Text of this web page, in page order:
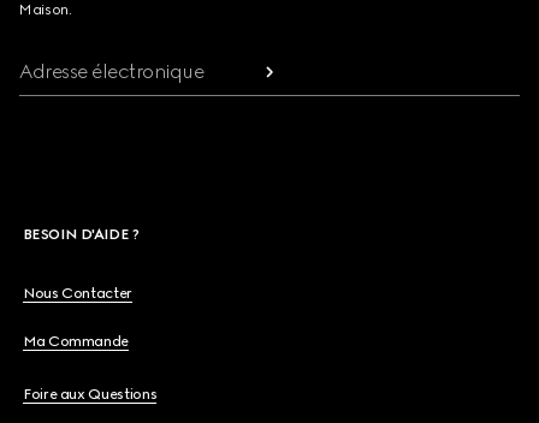
Maison.
Adresse électronique
BESOIN D'AIDE ?
Nous Contacter
Ma Commande
Foire aux Questions